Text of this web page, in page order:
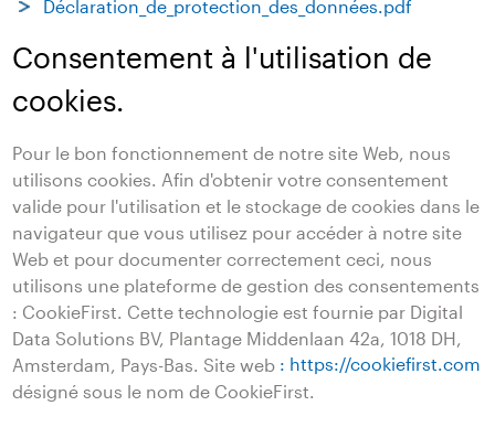
Déclaration_de_protection_des_données.pdf
Consentement à l'utilisation de
cookies.
Pour le bon fonctionnement de notre site Web, nous
utilisons cookies. Afin d'obtenir votre consentement
valide pour l'utilisation et le stockage de cookies dans le
navigateur que vous utilisez pour accéder à notre site
Web et pour documenter correctement ceci, nous
utilisons une plateforme de gestion des consentements
: CookieFirst. Cette technologie est fournie par Digital
Data Solutions BV, Plantage Middenlaan 42a, 1018 DH,
Amsterdam, Pays-Bas. Site web : https://cookiefirst.com
désigné sous le nom de CookieFirst.